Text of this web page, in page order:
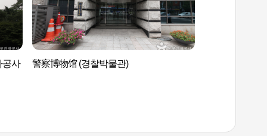
공사 警察博物馆 (경찰박물관)